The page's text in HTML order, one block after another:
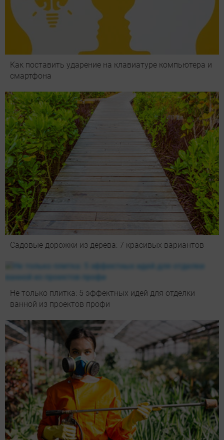
Как поставить ударение на клавиатуре компьютера и
смартфона
Садовые дорожки из дерева: 7 красивых вариантов
Не только плитка: 5 эффектных идей для отделки
ванной из проектов профи